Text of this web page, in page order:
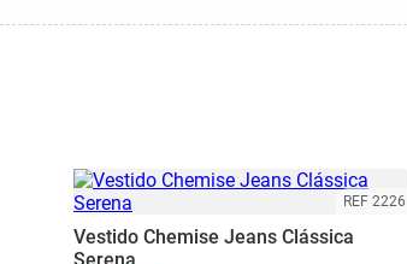
REF 2226
Vestido Chemise Jeans Clássica